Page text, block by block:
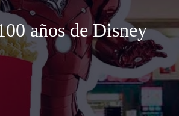
años de Disney